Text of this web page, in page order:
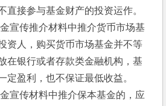
直接参与基金财产的投资运作。
传推介材料中推介货币市场基
资人，购买货币市场基金并不等
在银行或者存款类金融机构，基
定盈利，也不保证最低收益。
传材料中推介保本基金的，应